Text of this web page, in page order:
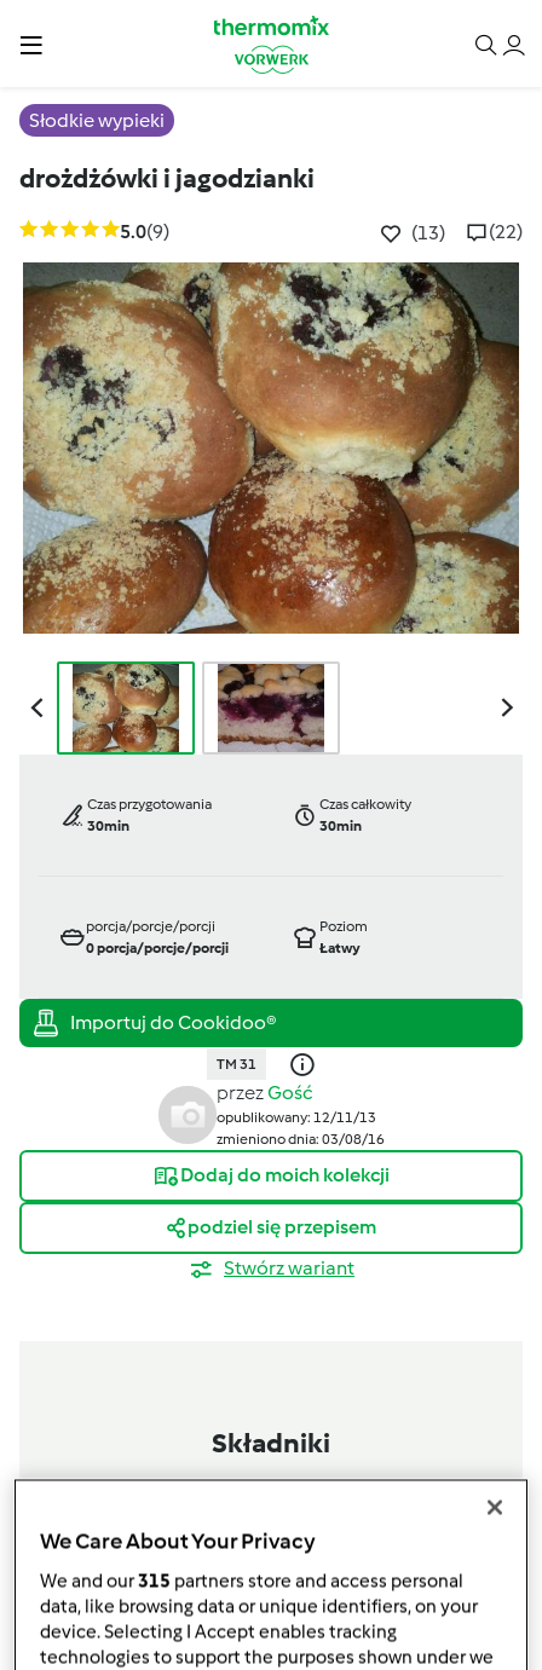
Słodkie wypieki
drożdżówki i jagodzianki
5.0(9) (13) (22)
Czas przygotowania
30min
Czas całkowity
30min
porcja/porcje/porcji
0porcja/porcje/porcji
Poziom
Łatwy
TM 31
przezGość
opublikowany: 12/11/13
zmieniono dnia: 03/08/16
Dodaj do moich kolekcji
podziel się przepisem
Stwórz wariant
Składniki
kruszonka
70 g mąki,50 g cukru,50 g miekkiego masła
nadzienie
maliny borówki do dekoracji
ciasto
We Care About Your Privacy
We and our315 partners store and access personal
data, like browsing data or unique identifiers, on your
device. Selecting I Accept enables tracking
technologies to support the purposes shown under we